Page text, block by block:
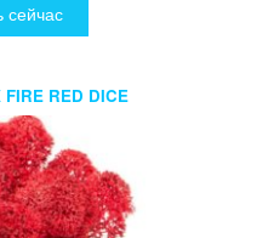
сейчас
RED DICE